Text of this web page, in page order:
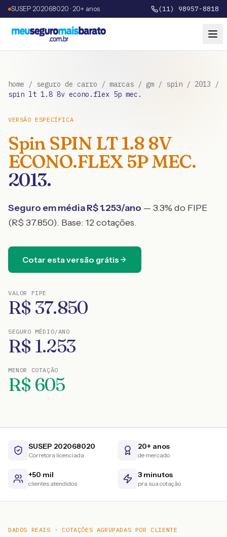
SUSEP 202068020 · 20+ anos (11) 98957-8818
home / seguro de carro / marcas / gm / spin / 2013 /
spin lt 1.8 8v econo.flex 5p mec.
VERSÃO ESPECÍFICA
Spin SPIN LT 1.8 8V
ECONO.FLEX 5P MEC.
2013.
Seguro em média R$1.253/ano — 3.3% do FIPE
(R$ 37.850). Base: 12cotações.
Cotar esta versão grátis
VALOR FIPE
R$ 37.850
SEGURO MÉDIO/ANO
R$ 1.253
MENOR COTAÇÃO
R$ 605
SUSEP 202068020
Corretora licenciada
20+ anos
de mercado
+50 mil
clientes atendidos
3 minutos
pra sua cotação
DADOS REAIS · COTAÇÕES AGRUPADAS POR CLIENTE